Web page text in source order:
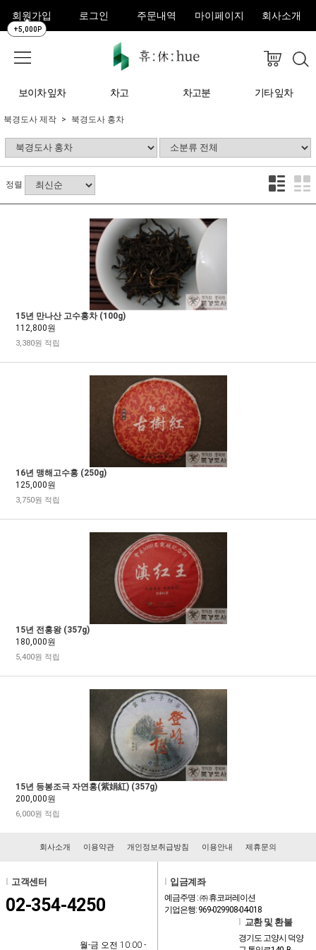
회원가입
+5,000P
로그인 주문내역 마이페이지 회사소개
보이차 잎차 차고 차고분 기타 잎차
북경도사 제작 북경도사 홍차
정렬
15년 만나산 고수홍차 (100g)
112,800원
3,380원 적립
16년 맹해고수홍 (250g)
125,000원
3,750원 적립
15년 전홍왕 (357g)
180,000원
5,400원 적립
15년 등봉조극 자연홍(紫娟紅) (357g)
200,000원
6,000원 적립
회사소개 이용약관 개인정보취급방침 이용안내 제휴문의
고객센터
02-354-4250
월-금 오전 10:00 -
입금계좌
예금주명 : ㈜ 휴코퍼레이션
기업은행: 969-029908-04-018
교환 및 환불
경기도 고양시 덕양